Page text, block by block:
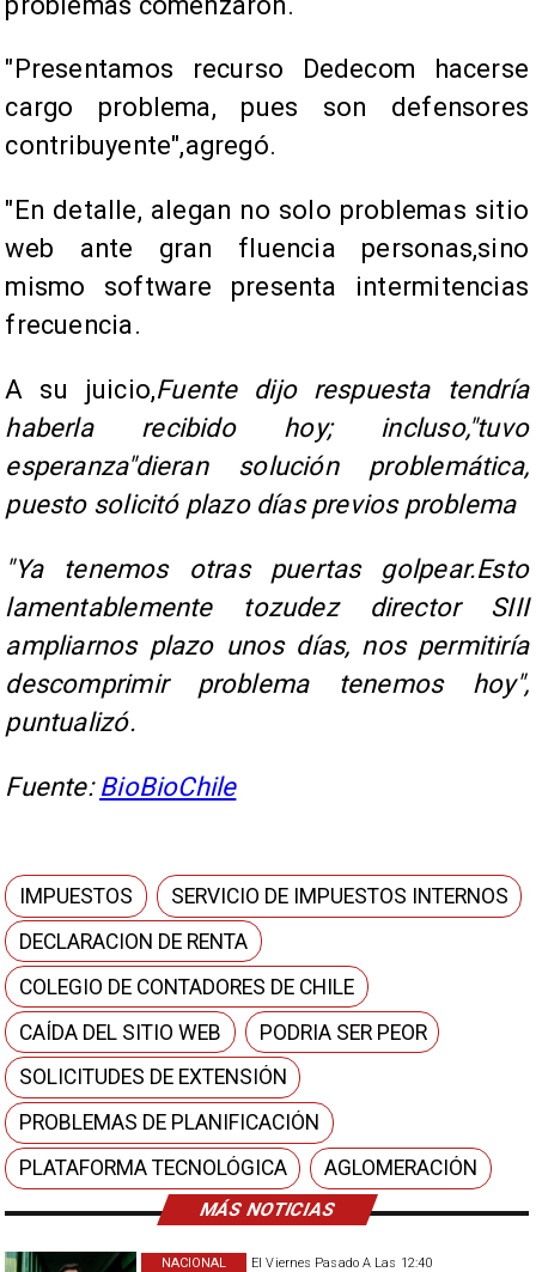
MÁS NOTICIAS
El Viernes Pasado A Las 12:40
NACIONAL
"Presentamos recurso Dedecom hacerse
cargo problema, pues son defensores
contribuyente",agregó.
"En detalle, alegan no solo problemas sitio
web ante gran fluencia personas,sino
mismo software presenta intermitencias
frecuencia.
A su juicio,Fuente dijo respuesta tendría
haberla recibido hoy; incluso,"tuvo
esperanza"dieran solución problemática,
puesto solicitó plazo días previos problema
"Ya tenemos otras puertas golpear.Esto
lamentablemente tozudez director SIII
ampliarnos plazo unos días, nos permitiría
descomprimir problema tenemos hoy",
puntualizó.
Fuente: BioBioChile
IMPUESTOS
SERVICIO DE IMPUESTOS INTERNOS
DECLARACION DE RENTA
COLEGIO DE CONTADORES DE CHILE
CAÍDA DEL SITIO WEB
PODRIA SER PEOR
SOLICITUDES DE EXTENSIÓN
PROBLEMAS DE PLANIFICACIÓN
PLATAFORMA TECNOLÓGICA
AGLOMERACIÓN